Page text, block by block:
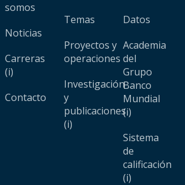
somos
Noticias
Carreras
(i)
Contacto
Temas
Proyectos y
operaciones
Investigación
y
publicaciones
(i)
Datos
Academia
del
Grupo
Banco
Mundial
(i)
Sistema
de
calificación
(i)